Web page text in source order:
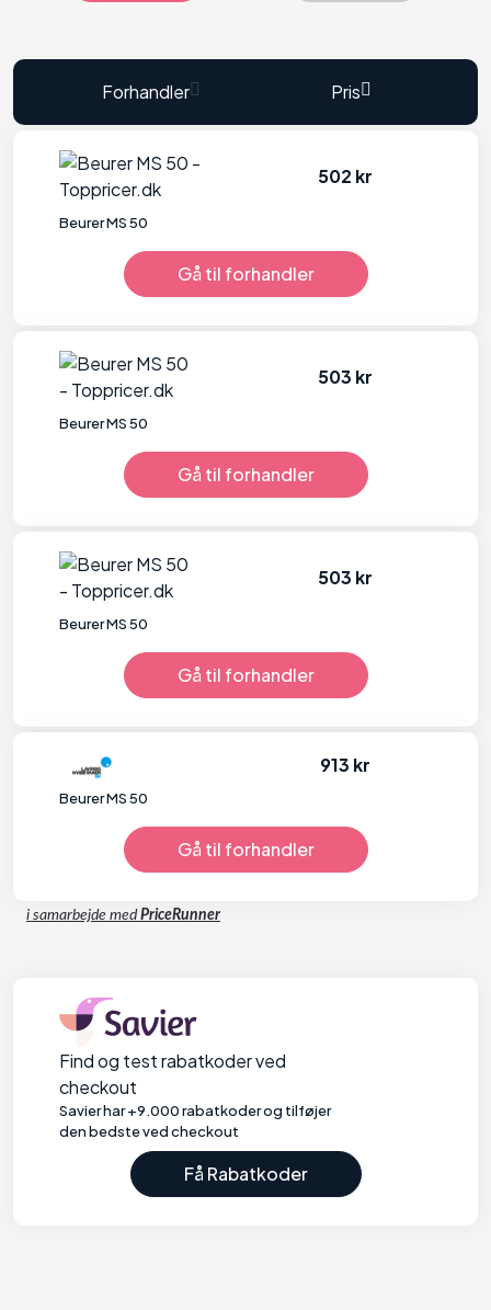
Forhandler Pris
Beurer MS 50
502 kr
Gå til forhandler
Beurer MS 50
503 kr
Gå til forhandler
Beurer MS 50
503 kr
Gå til forhandler
Beurer MS 50
913 kr
Gå til forhandler
i samarbejde med PriceRunner
Find og test rabatkoder ved
checkout
Savier har +9.000 rabatkoder og tilføjer
den bedste ved checkout
Få Rabatkoder